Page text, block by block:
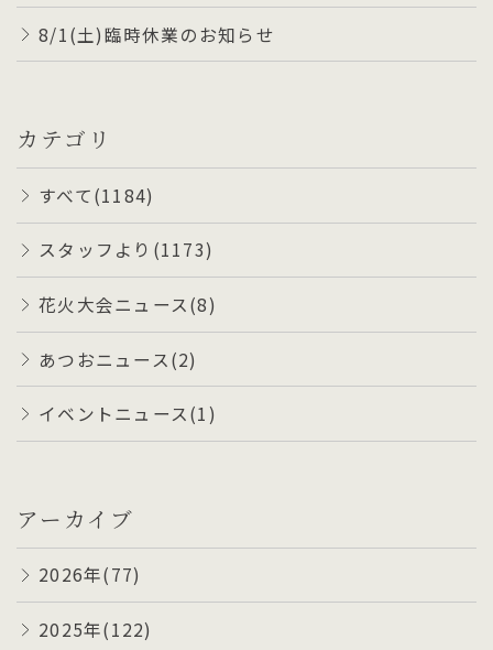
8/1(土)臨時休業のお知らせ
カテゴリ
すべて(1184)
スタッフより(1173)
花火大会ニュース(8)
あつおニュース(2)
イベントニュース(1)
アーカイブ
2026年(77)
2025年(122)